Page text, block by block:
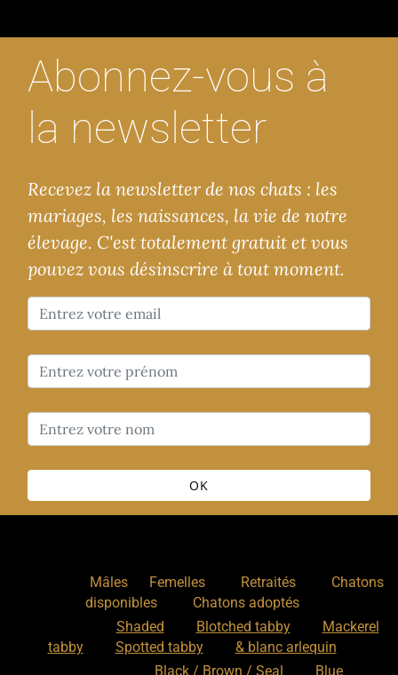
Abonnez-vous à
la newsletter
Recevez la newsletter de nos chats : les
mariages, les naissances, la vie de notre
élevage. C'est totalement gratuit et vous
pouvez vous désinscrire à tout moment.
OK
Mâles Femelles Retraités
Chatons
disponibles
Chatons adoptés
Shaded Blotched tabby
Mackerel
tabby
Spotted tabby & blanc arlequin
Black / Brown / Seal Blue